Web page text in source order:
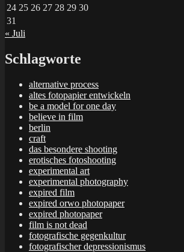
24 25 26 27 28 29 30
31
« Juli
Schlagworte
alternative process
altes fotopapier entwickeln
be a model for one day
believe in film
berlin
craft
das besondere shooting
erotisches fotoshooting
experimental art
experimental photography
expired film
expired orwo photopaper
expired photopaper
film is not dead
fotografische gegenkultur
fotografischer depressionismus